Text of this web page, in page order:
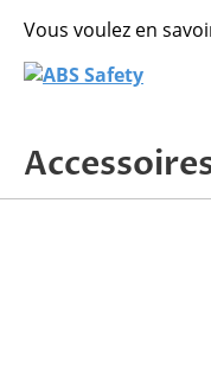
Vous voulez en